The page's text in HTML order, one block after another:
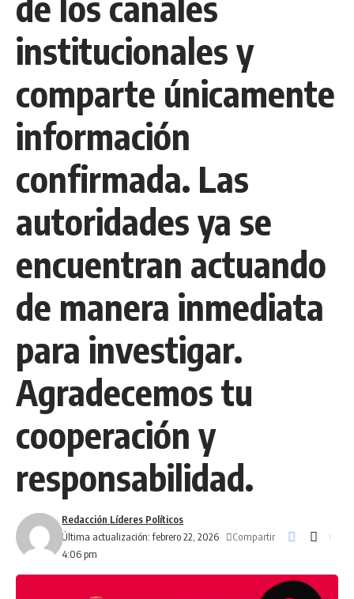
institucionales y
comparte únicamente
información
confirmada. Las
autoridades ya se
encuentran actuando
de manera inmediata
para investigar.
Agradecemos tu
cooperación y
responsabilidad.
Última actualización: febrero 22, 2026
4:06 pm
Redacción Líderes Políticos
Compartir